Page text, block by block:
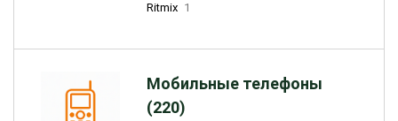
Ritmix 1
Мобильные телефоны
(220)